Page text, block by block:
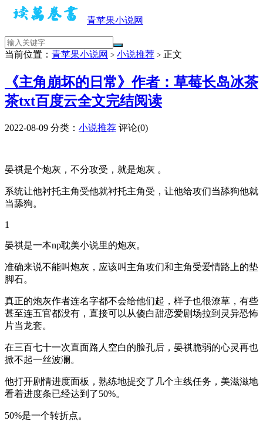
青苹果小说网
当前位置： 青苹果小说网 > 小说推荐 > 正文
《主角崩坏的日常》作者：草莓长岛冰茶
茶txt百度云全文完结阅读
2022-08-09 分类： 小说推荐 评论(0)
晏祺是个炮灰，不分攻受，就是炮灰 。
系统让他衬托主角受他就衬托主角受，让他给攻们当舔狗他就
当舔狗。
1
晏祺是一本np耽美小说里的炮灰。
准确来说不能叫炮灰，应该叫主角攻们和主角受爱情路上的垫
脚石。
真正的炮灰作者连名字都不会给他们起，样子也很潦草，有些
甚至连五官都没有，直接可以从傻白甜恋爱剧场拉到灵异恐怖
片当龙套。
在三百七十一次直面路人空白的脸孔后，晏祺脆弱的心灵再也
掀不起一丝波澜。
他打开剧情进度面板，熟练地提交了几个主线任务，美滋滋地
看着进度条已经达到了50%。
50%是一个转折点。